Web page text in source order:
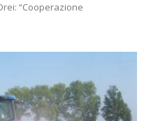
“Cooperazione